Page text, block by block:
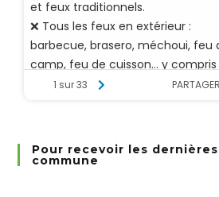
Pour recevoir les
commune